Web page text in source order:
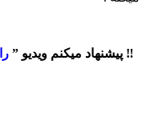
‼️ پیشنهاد میکنم ویدیو ”